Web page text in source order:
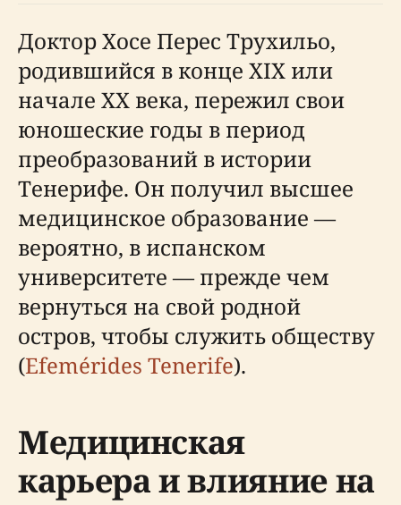
Доктор Хосе Перес Трухильо,
родившийся в конце XIX или
начале XX века, пережил свои
юношеские годы в период
преобразований в истории
Тенерифе. Он получил высшее
медицинское образование —
вероятно, в испанском
университете — прежде чем
вернуться на свой родной
остров, чтобы служить обществу
(Efemérides Tenerife).
Медицинская
карьера и влияние на